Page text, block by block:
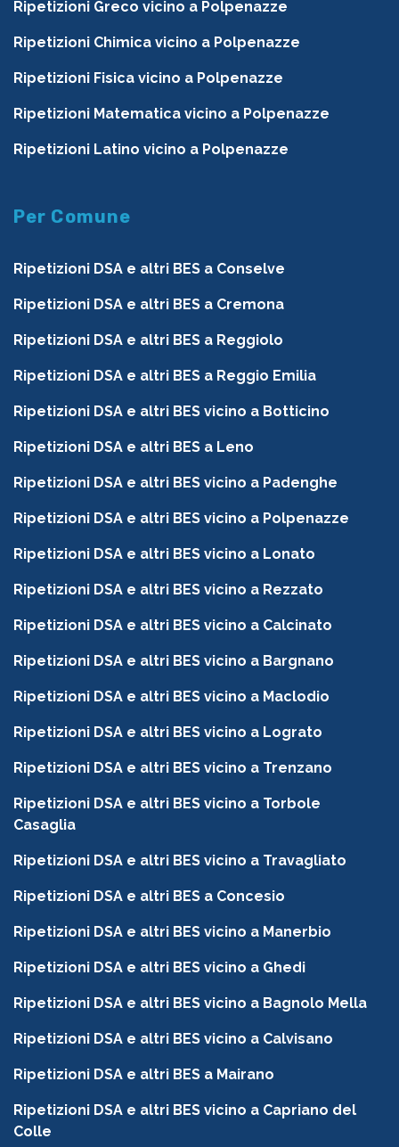
Ripetizioni Greco vicino a Polpenazze
Ripetizioni Chimica vicino a Polpenazze
Ripetizioni Fisica vicino a Polpenazze
Ripetizioni Matematica vicino a Polpenazze
Ripetizioni Latino vicino a Polpenazze
Per Comune
Ripetizioni DSA e altri BES a Conselve
Ripetizioni DSA e altri BES a Cremona
Ripetizioni DSA e altri BES a Reggiolo
Ripetizioni DSA e altri BES a Reggio Emilia
Ripetizioni DSA e altri BES vicino a Botticino
Ripetizioni DSA e altri BES a Leno
Ripetizioni DSA e altri BES vicino a Padenghe
Ripetizioni DSA e altri BES vicino a Polpenazze
Ripetizioni DSA e altri BES vicino a Lonato
Ripetizioni DSA e altri BES vicino a Rezzato
Ripetizioni DSA e altri BES vicino a Calcinato
Ripetizioni DSA e altri BES vicino a Bargnano
Ripetizioni DSA e altri BES vicino a Maclodio
Ripetizioni DSA e altri BES vicino a Lograto
Ripetizioni DSA e altri BES vicino a Trenzano
Ripetizioni DSA e altri BES vicino a Torbole
Casaglia
Ripetizioni DSA e altri BES vicino a Travagliato
Ripetizioni DSA e altri BES a Concesio
Ripetizioni DSA e altri BES vicino a Manerbio
Ripetizioni DSA e altri BES vicino a Ghedi
Ripetizioni DSA e altri BES vicino a Bagnolo Mella
Ripetizioni DSA e altri BES vicino a Calvisano
Ripetizioni DSA e altri BES a Mairano
Ripetizioni DSA e altri BES vicino a Capriano del
Colle